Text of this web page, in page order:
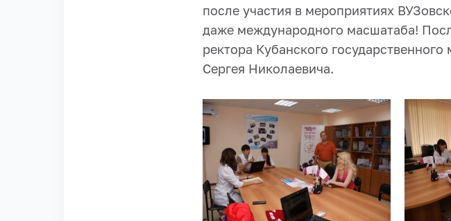
после участия в мероприятиях
даже международного масшатаба!
ректора Кубанского
Сергея Николаевича.